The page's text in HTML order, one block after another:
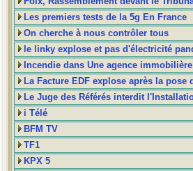
Les premiers tests de la 5g En France
On cherche à nous contrôler tous
le linky explose et pas d'électricité
Incendie dans Une agence
La Facture EDF explose après la pose
Le Juge des Référés interdit
i Télé
BFM TV
TF1
KPX 5